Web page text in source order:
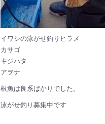
イワシの泳がせ釣りヒラメ
カサゴ
キジハタ
アヲナ
根魚は良系ばかりでした。
泳がせ釣り募集中です